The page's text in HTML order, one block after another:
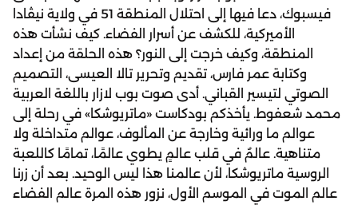
فيسبوك، دعا فيها إلى احتلال المنطقة 51 في ولاية نيڤادا
الأميركية، للكشف عن أسرار الفضاء. كيف نشأت هذه
المنطقة، وكيف خرجت إلى النور؟ هذه الحلقة من إعداد
وكتابة عمر فارس، تقديم وتحرير تالا العيسى، التصميم
الصوتي لتيسير القباني. أدى صوت بوب لازار باللغة العربية
محمد شعفوط. يأخذكم بودكاست «ماتريوشكا» في رحلة إلى
عوالم ما ورائية وخارجة عن المألوف، عوالم متداخلة ولا
متناهية. عالمٌ في قلب عالمٍ يطوي عالمًا، تمامًا كاللعبة
الروسية ماتريوشكا، لأن عالمنا هذا ليس الوحيد. بعد أن زرنا
عالم الموت في الموسم الأول، نزور هذه المرة عالم الفضاء